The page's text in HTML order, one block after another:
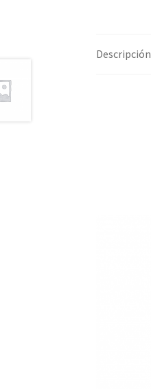
Descripción